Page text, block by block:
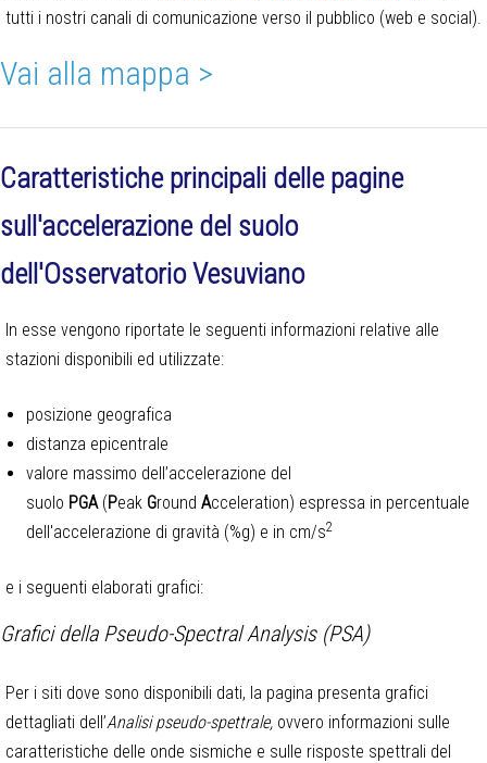
tutti i nostri canali di comunicazione verso il pubblico (web e social).
Vai alla mappa >
Caratteristiche principali delle pagine
sull'accelerazione del suolo
dell'Osservatorio Vesuviano
In esse vengono riportate le seguenti informazioni relative alle
stazioni disponibili ed utilizzate:
posizione geografica
distanza epicentrale
valore massimo dell’accelerazione del
suolo PGA(Peak Ground Acceleration) espressa in percentuale
dell'accelerazione di gravità (%g) e in cm/s2
e i seguenti elaborati grafici:
Grafici della Pseudo-Spectral Analysis (PSA)
Per i siti dove sono disponibili dati, la pagina presenta grafici
dettagliati dell’Analisi pseudo-spettrale, ovvero informazioni sulle
caratteristiche delle onde sismiche e sulle risposte spettrali del